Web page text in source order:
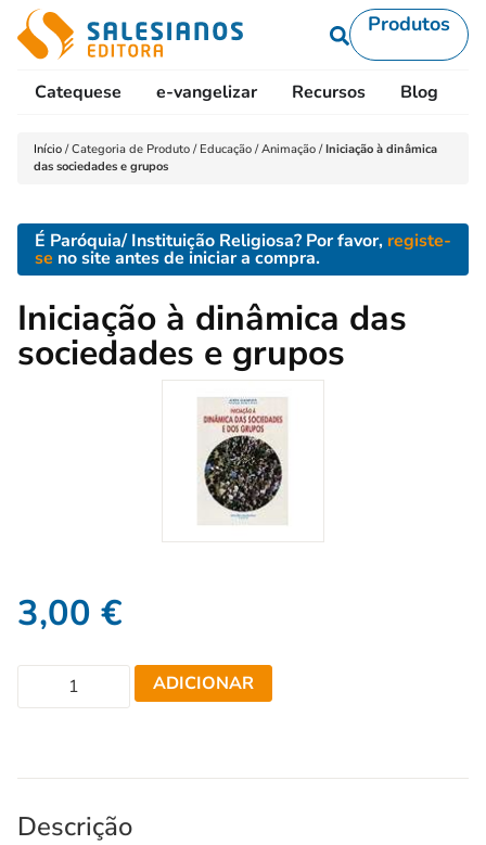
Produtos
Catequese e-vangelizar Recursos Blog
Início /Categoria de Produto / Educação /Animação /Iniciação à dinâmica
das sociedades e grupos
É Paróquia/ Instituição Religiosa? Por favor, registe-
se no site antes de iniciar a compra.
Iniciação à dinâmica das
sociedades e grupos
3,00 €
ADICIONAR
Descrição